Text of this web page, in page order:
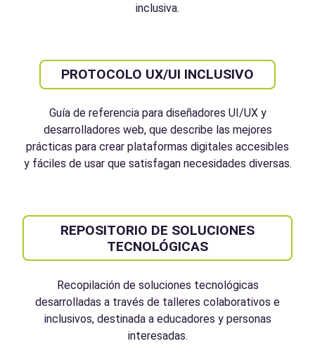
inclusiva.
PROTOCOLO UX/UI INCLUSIVO
Guía de referencia para diseñadores UI/UX y
desarrolladores web, que describe las mejores
prácticas para crear plataformas digitales accesibles
y fáciles de usar que satisfagan necesidades diversas.
REPOSITORIO DE SOLUCIONES
TECNOLÓGICAS
Recopilación de soluciones tecnológicas
desarrolladas a través de talleres colaborativos e
inclusivos, destinada a educadores y personas
interesadas.